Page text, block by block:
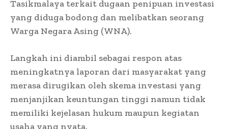
Tasikmalaya terkait dugaan penipuan investasi
yang diduga bodong dan melibatkan seorang
Warga Negara Asing (WNA).
Langkah ini diambil sebagai respon atas
meningkatnya laporan dari masyarakat yang
merasa dirugikan oleh skema investasi yang
menjanjikan keuntungan tinggi namun tidak
memiliki kejelasan hukum maupun kegiatan
usaha yang nyata.